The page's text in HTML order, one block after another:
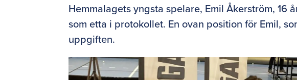
Hemmalagets yngsta spelare, Emil Åkerström, 16
som etta i protokollet. En ovan position för Emil,
uppgiften.